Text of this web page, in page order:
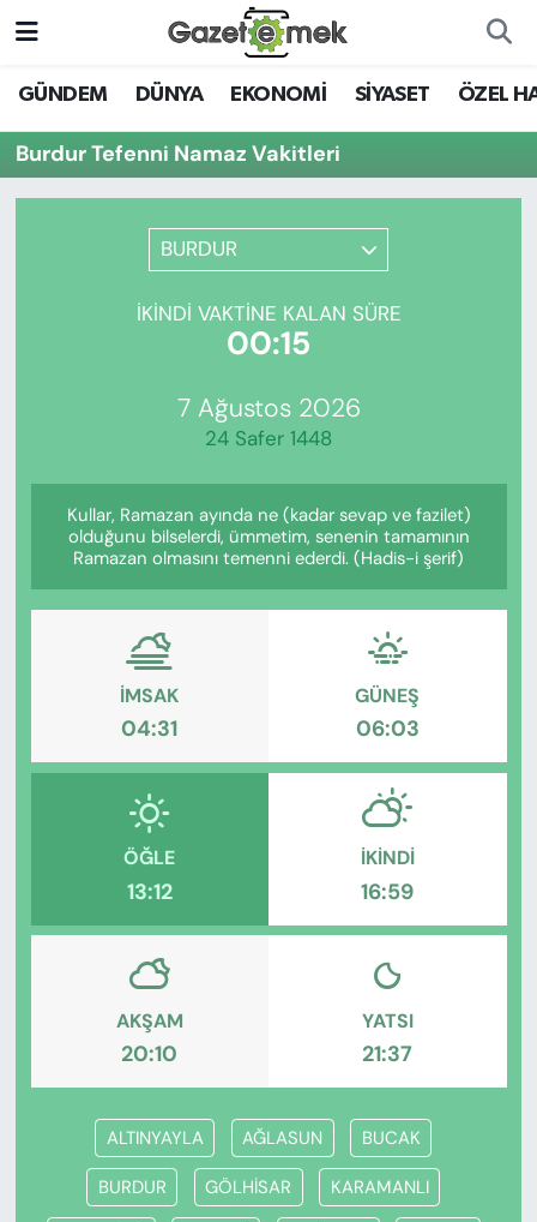
GÜNDEM DÜNYA EKONOMİ SİYASET ÖZEL
Burdur Tefenni Namaz Vakitleri
BURDUR
İKINDI VAKTINE KALAN SÜRE
00:15
7 Ağustos 2026
24 Safer 1448
Kullar, Ramazan ayında ne (kadar sevap ve fazilet)
olduğunu bilselerdi, ümmetim, senenin tamamının
Ramazan olmasını temenni ederdi. (Hadis-i şerif)
İMSAK
04:31
GÜNEŞ
06:03
ÖĞLE
13:12
İKINDI
16:59
AKŞAM
20:10
YATSI
21:37
ALTINYAYLA AĞLASUN BUCAK
BURDUR GÖLHİSAR KARAMANLI
DÜNYA
EKONOMİ
YENİ MEDYADA EMEK
GAZETECİLİĞİNİ GELİŞTİRMEK
EĞİTİM
KADIN
SAĞLIK
KÜLTÜR-SANAT
MAGAZİN
ÖZEL HABER
SİYASET
VAN VE DİYARBAKIR HABERLERİ
Nöbetçi Eczaneler
Hava Durumu
Trafik Durumu
Süper Lig Puan Durumu ve Fikstür
Tüm Manşetler
Haber Arşivi